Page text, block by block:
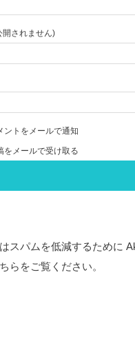
開されません)
ントをメールで通知
をメールで受け取る
スパムを低減するために
らをご覧ください。